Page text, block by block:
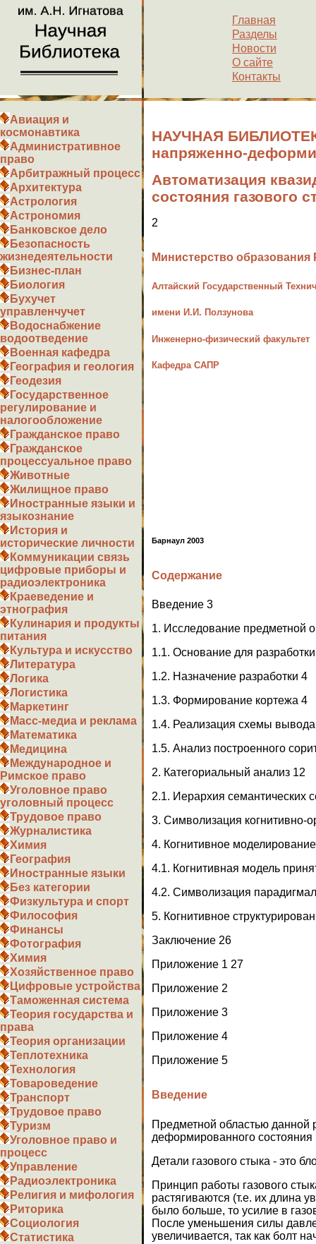
Главная
Разделы
Новости
О сайте
Контакты
Авиация и
космонавтика
Административное
право
Арбитражный процесс
Архитектура
Астрология
Астрономия
Банковское дело
Безопасность
жизнедеятельности
Бизнес-план
Биология
Бухучет
управленчучет
Водоснабжение
водоотведение
Военная кафедра
География и геология
Геодезия
Государственное
регулирование и
налогообложение
Гражданское право
Гражданское
процессуальное право
Животные
Жилищное право
Иностранные языки и
языкознание
История и
исторические личности
Коммуникации связь
цифровые приборы и
радиоэлектроника
Краеведение и
этнография
Кулинария и продукты
питания
Культура и искусство
Литература
Логика
Логистика
Маркетинг
Масс-медиа и реклама
Математика
Медицина
Международное и
Римское право
Уголовное право
уголовный процесс
Трудовое право
Журналистика
Химия
География
Иностранные языки
Без категории
Физкультура и спорт
Философия
Финансы
Фотография
Химия
Хозяйственное право
Цифровые устройства
Таможенная система
Теория государства и
права
Теория организации
Теплотехника
Технология
Товароведение
Транспорт
Трудовое право
Туризм
Уголовное право и
процесс
Управление
Радиоэлектроника
Религия и мифология
Риторика
Социология
Статистика
НАУЧНАЯ
напряженно-
Автоматизация
состояния газового
2
Министерство
Алтайский Государственный
имени И.И. Ползунова
Инженерно-физический факультет
Кафедра САПР
Барнаул 2003
Содержание
Введение 3
1. Исследование предметной
1.1. Основание для
1.2. Назначение разработки 4
1.3. Формирование кортежа 4
1.4. Реализация схемы
1.5. Анализ построенного
2. Категориальный анализ 12
2.1. Иерархия семантических
3. Символизация когнитивно-
4. Когнитивное
4.1. Когнитивная модель
4.2. Символизация
5. Когнитивное
Заключение 26
Приложение 1 27
Приложение 2
Приложение 3
Приложение 4
Приложение 5
Введение
Предметной областью данной
деформированного состояния
Детали газового стыка - это
Принцип работы газового
растягиваются (т.е. их длина
было больше, то усилие в
После уменьшения силы
увеличивается, так как болт